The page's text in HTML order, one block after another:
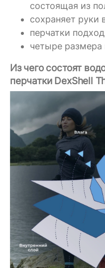
состоящая из
сохраняет руки
перчатки
четыре размера
Из чего состоят
перчатки DexShell